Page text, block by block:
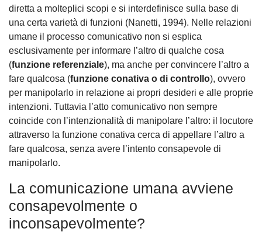
diretta a molteplici scopi e si interdefinisce sulla base di
una certa varietà di funzioni (Nanetti, 1994). Nelle relazioni
umane il processo comunicativo non si esplica
esclusivamente per informare l’altro di qualche cosa
(funzione referenziale), ma anche per convincere l’altro a
fare qualcosa (funzione conativa o di controllo), ovvero
per manipolarlo in relazione ai propri desideri e alle proprie
intenzioni. Tuttavia l’atto comunicativo non sempre
coincide con l’intenzionalità di manipolare l’altro: il locutore
attraverso la funzione conativa cerca di appellare l’altro a
fare qualcosa, senza avere l’intento consapevole di
manipolarlo.
La comunicazione umana avviene
consapevolmente o
inconsapevolmente?